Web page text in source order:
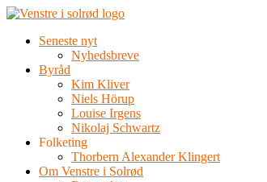
Videre
indholdSeneste nyt
Nyhedsbreve
Byråd
Kim Kliver
Niels Hörup
Louise Irgens
Nikolaj Schwartz
Folketing
Thorbern Alexander Klingert
Om Venstre i Solrød